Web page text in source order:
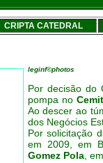
CRIPTA CATEDRAL
leginf©photos
Por decisão do
pompa no
Ao descer ao
dos Negócios
Por solicitação
em 2009, em
Gomez Pola,